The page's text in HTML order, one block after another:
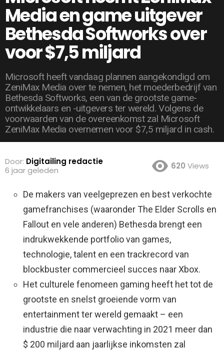
Media en game uitgever
Bethesda Softworks over
voor $7,5 miljard
Microsoft heeft vandaag plannen aangekondigd om
ZeniMax Media over te nemen, het moederbedrijf van
Bethesda Softworks, een van de grootste game-
ontwikkelaars en -uitgevers ter wereld. Volgens de
voorwaarden van de overeenkomst zal Microsoft
ZeniMax Media overnemen voor $7,5 miljard in cash.
Door: Digitailing redactie
6 jaar geleden
620 Views
De makers van veelgeprezen en best verkochte
gamefranchises (waaronder The Elder Scrolls en
Fallout en vele anderen) Bethesda brengt een
indrukwekkende portfolio van games,
technologie, talent en een trackrecord van
blockbuster commercieel succes naar Xbox.
Het culturele fenomeen gaming heeft het tot de
grootste en snelst groeiende vorm van
entertainment ter wereld gemaakt – een
industrie die naar verwachting in 2021 meer dan
$ 200 miljard aan jaarlijkse inkomsten zal